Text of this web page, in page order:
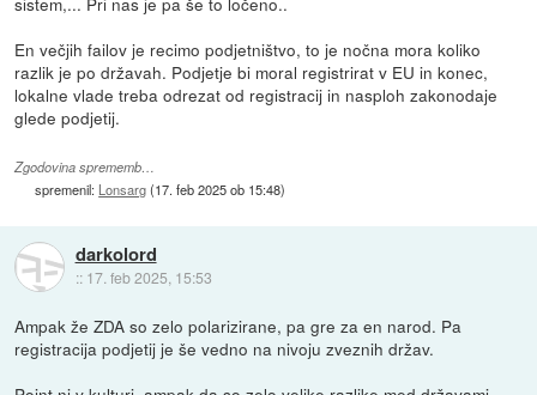
En večjih failov je recimo podjetništvo, to je nočna mora koliko
razlik je po državah. Podjetje bi moral registrirat v EU in konec,
lokalne vlade treba odrezat od registracij in nasploh zakonodaje
glede podjetij.
Zgodovina sprememb…
spremenil: Lonsarg(17. feb 2025 ob 15:48)
darkolord
:: 17. feb 2025, 15:53
Ampak že ZDA so zelo polarizirane, pa gre za en narod. Pa
registracija podjetij je še vedno na nivoju zveznih držav.